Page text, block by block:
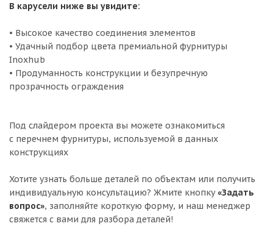
В карусели ниже вы увидите:
• Высокое качество соединения элементов
• Удачный подбор цвета премиальной фурнитуры
Inoxhub
• Продуманность конструкции и безупречную
прозрачность ограждения
Под слайдером проекта вы можете ознакомиться
с перечнем фурнитуры, используемой в данных
конструкциях
Хотите узнать больше деталей по объектам или получить
индивидуальную консультацию? Жмите кнопку«Задать
вопрос», заполняйте короткую форму, и наш менеджер
свяжется с вами для разбора деталей!